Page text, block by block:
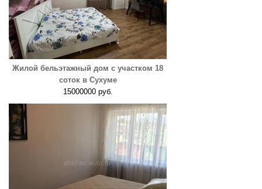
Жилой бельэтажный дом с участком 18
соток в Сухуме
15000000 руб.